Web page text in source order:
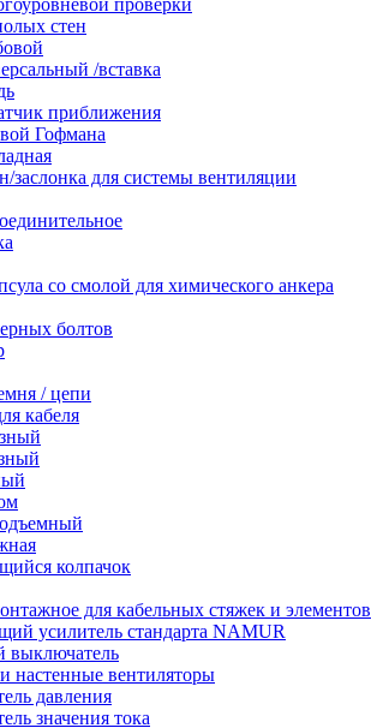
стен
/вставка
приближения
Гофмана
заслонка для системы вентиляции
со смолой для химического анкера
болтов
/ цепи
кабеля
колпачок
для кабельных стяжек и элементов
усилитель стандарта NAMUR
выключатель
настенные вентиляторы
давления
значения тока